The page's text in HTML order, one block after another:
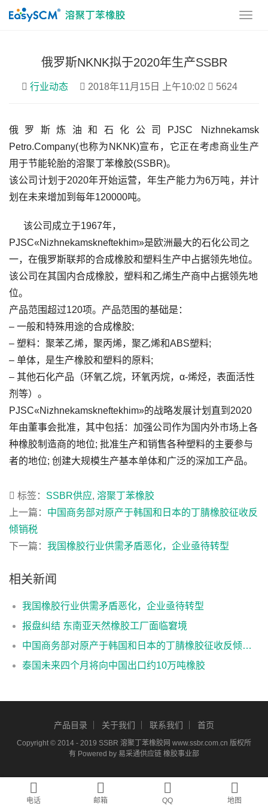
俄罗斯NKNK拟于2020年生产SSBR
行业动态 2018年11月15日 上午10:02 5624
俄罗斯炼油和石化公司PJSC Nizhnekamsk
Petro.Company(也称为NKNK)宣布，它正在考虑商业生产
用于节能轮胎的溶聚丁苯橡胶(SSBR)。
该公司计划于2020年开始运营，年生产能力为6万吨，并计
划在未来增加到每年120000吨。
该公司成立于1967年，
PJSC«Nizhnekamskneftekhim»是欧洲最大的石化公司之
一，在俄罗斯联邦的合成橡胶和塑料生产中占据领先地位。
该公司在其国内合成橡胶，塑料和乙烯生产商中占据领先地
位。
产品范围超过120项。产品范围的基础是：
– 一般和特殊用途的合成橡胶;
– 塑料：聚苯乙烯，聚丙烯，聚乙烯和ABS塑料;
– 单体，是生产橡胶和塑料的原料;
– 其他石化产品（环氧乙烷，环氧丙烷，α-烯烃，表面活性
剂等）。
PJSC«Nizhnekamskneftekhim»的战略发展计划直到2020
年由董事会批准，其中包括：加强公司作为国内外市场上各
种橡胶制造商的地位; 批准生产和销售各种塑料的主要参与
者的地位; 创建大规模生产基本单体和广泛的深加工产品。
标签： SSBR供应, 溶聚丁苯橡胶
上一篇： 中国商务部对原产于韩国和日本的丁腈橡胶征收反
倾销税
下一篇： 我国橡胶行业供需矛盾恶化，企业亟待转型
相关新闻
我国橡胶行业供需矛盾恶化，企业亟待转型
报盘纠结 东南亚天然橡胶工厂面临窘境
中国商务部对原产于韩国和日本的丁腈橡胶征收反倾销税
泰国未来四个月将向中国出口约10万吨橡胶
产品目录 关于我们 联系我们 首页
Copyright © 2014 - 2019 SSBR 溶聚丁苯橡胶 网 www.ssbr.com.cn 版权所
有 Powered by 易采通供应链 橡胶事业部
电话 邮箱 QQ 地图